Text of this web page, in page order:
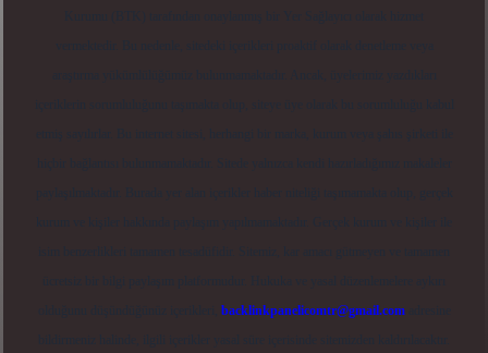
backlinkpanelicomtr@gmail.comadresine